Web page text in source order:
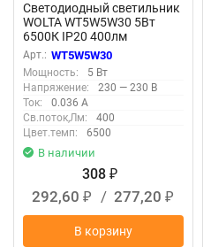
Светодиодный светильник
WOLTA WT5W5W30 5Вт
6500К IP20 400лм
соединяемый в линию
Арт.: WT5W5W30
Мощность:
5 Вт
Напряжение:
230 — 230 В
Ток:
0.036 А
Св.поток,Лм:
400
Цвет.темп:
6500
В наличии
308 ₽
292,60 ₽ / 277,20 ₽
В корзину